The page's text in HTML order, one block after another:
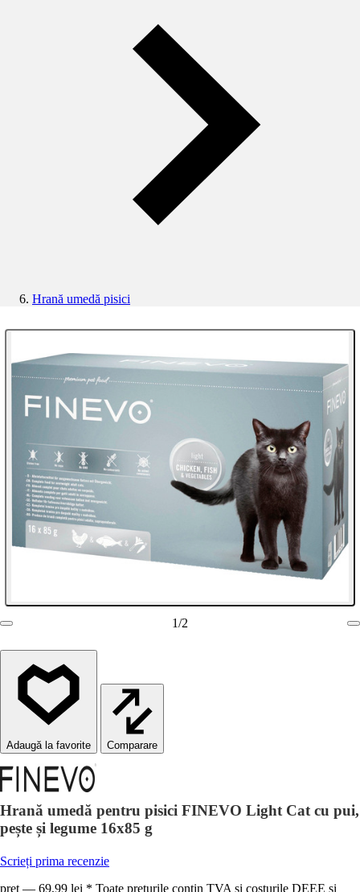
Hrană umedă pisici
1/2
Comparare
Hrană umedă pentru pisici FINEVO Light Cat cu pui,
pește și legume 16x85 g
Scrieți prima recenzie
preț — 69,99 lei * Toate prețurile conțin TVA și costurile DEEE și